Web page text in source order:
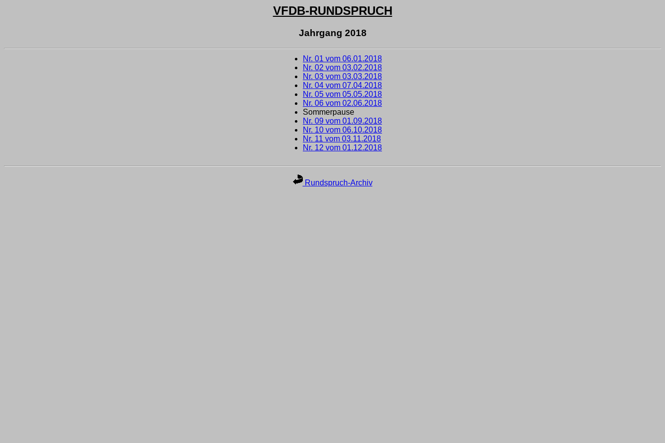
VFDB-RUNDSPRUCH
Jahrgang 2018
Nr. 01 vom 06.01.2018
Nr. 02 vom 03.02.2018
Nr. 03 vom 03.03.2018
Nr. 04 vom 07.04.2018
Nr. 05 vom 05.05.2018
Nr. 06 vom 02.06.2018
Sommerpause
Nr. 09 vom 01.09.2018
Nr. 10 vom 06.10.2018
Nr. 11 vom 03.11.2018
Nr. 12 vom 01.12.2018
Rundspruch-Archiv